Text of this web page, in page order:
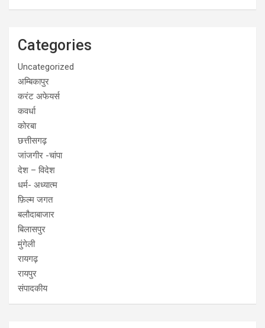
Categories
Uncategorized
अम्बिकापुर
करंट अफेयर्स
कवर्धा
कोरबा
छत्तीसगढ़
जांजगीर -चांपा
देश – विदेश
धर्म- अध्यात्म
फ़िल्म जगत
बलौदाबाजार
बिलासपुर
मुंगेली
रायगढ़
रायपुर
संपादकीय